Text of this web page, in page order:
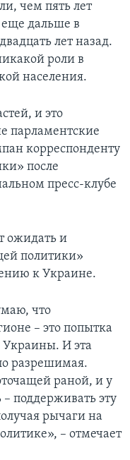
чем пять лет
еще дальше в
лет назад.
роли в
населения.
и это
парламентские
корреспонденту
после
пресс-клубе
ожидать и
политики»
к Украине.
что
– это попытка
Украины. И эта
разрешимая.
раной, и у
– поддерживать эту
рычаги на
– отмечает